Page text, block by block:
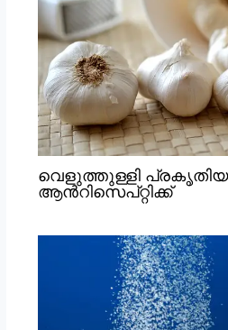
വെളുത്തുള്ളി
ആൻറിസെപ്റ്റിക്ക്